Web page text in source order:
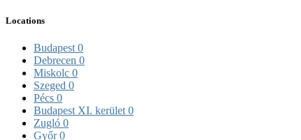
Locations
Budapest 0
Debrecen 0
Miskolc 0
Szeged 0
Pécs 0
Budapest XI. kerület 0
Zugló 0
Győr0